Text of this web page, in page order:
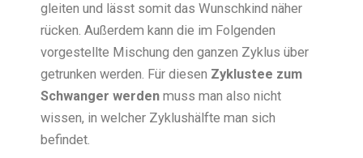
gleiten und lässt somit das Wunschkind näher
rücken. Außerdem kann die im Folgenden
vorgestellte Mischung den ganzen Zyklus über
getrunken werden. Für diesen Zyklustee zum
Schwanger werden muss man also nicht
wissen, in welcher Zyklushälfte man sich
befindet.